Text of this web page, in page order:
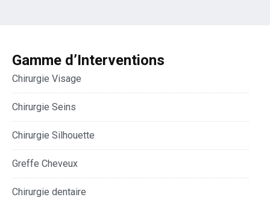
Gamme d’Interventions
Chirurgie Visage
Chirurgie Seins
Chirurgie Silhouette
Greffe Cheveux
Chirurgie dentaire